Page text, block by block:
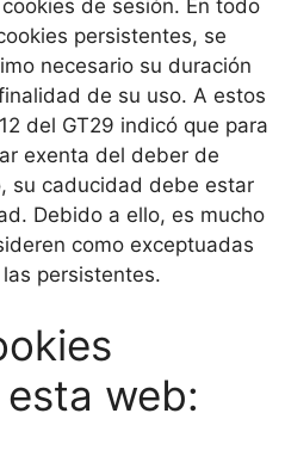
de sesión. En todo
persistentes, se
necesario su duración
de su uso. A estos
del GT29 indicó que para
exenta del deber de
su caducidad debe estar
Debido a ello, es mucho
como exceptuadas
persistentes.
web: